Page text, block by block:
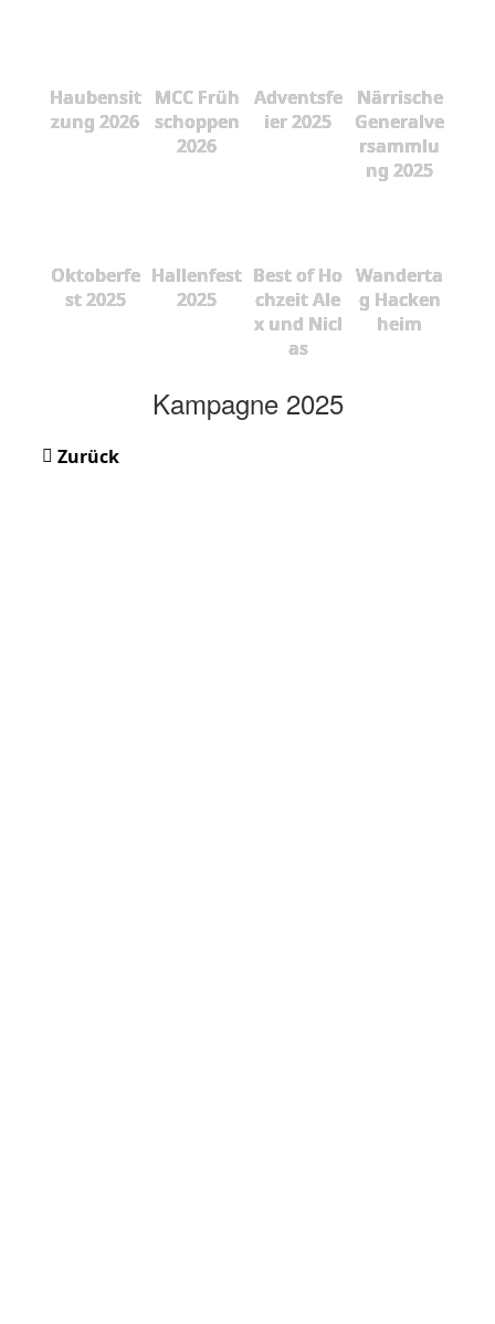
Haubensit
zung 2026
MCC Früh
schoppen
2026
Adventsfe
ier 2025
Närrische
Generalve
rsammlu
ng 2025
Oktoberfe
st 2025
Hallenfest
2025
Best of Ho
chzeit Ale
x und Nicl
as
Wanderta
g Hacken
heim
Kampagne 2025
Zurück